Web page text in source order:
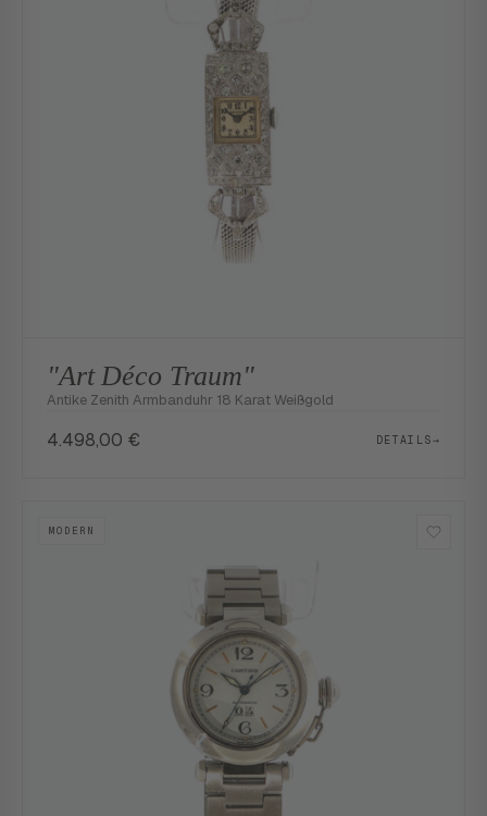
"Art Déco Traum"
Antike Zenith Armbanduhr 18 Karat Weißgold
4.498,00 € DETAILS→
MODERN